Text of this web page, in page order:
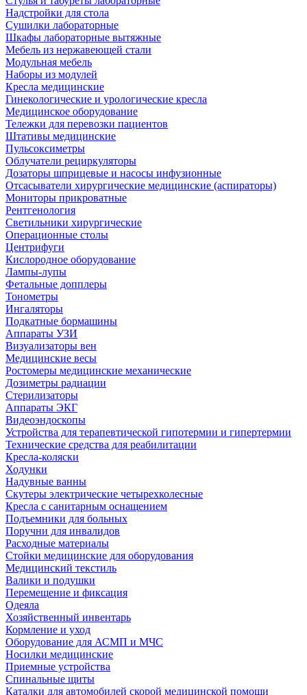
Надстройки для стола
Сушилки лабораторные
Шкафы лабораторные вытяжные
Мебель из нержавеющей стали
Модульная мебель
Наборы из модулей
Кресла медицинские
Гинекологические и урологические кресла
Медицинское оборудование
Тележки для перевозки пациентов
Штативы медицинские
Пульсоксиметры
Облучатели рециркуляторы
Дозаторы шприцевые и насосы инфузионные
Отсасыватели хирургические медицинские (аспираторы)
Мониторы прикроватные
Рентгенология
Светильники хирургические
Операционные столы
Центрифуги
Кислородное оборудование
Лампы-лупы
Фетальные допплеры
Тонометры
Ингаляторы
Подкатные бормашины
Аппараты УЗИ
Визуализаторы вен
Медицинские весы
Ростомеры медицинские механические
Дозиметры радиации
Стерилизаторы
Аппараты ЭКГ
Видеоэндоскопы
Устройства для терапевтической гипотермии и гипертермии
Технические средства для реабилитации
Кресла-коляски
Ходунки
Надувные ванны
Скутеры электрические четырехколесные
Кресла с санитарным оснащением
Подъемники для больных
Поручни для инвалидов
Расходные материалы
Стойки медицинские для оборудования
Медицинский текстиль
Валики и подушки
Перемещение и фиксация
Одеяла
Хозяйственный инвентарь
Кормление и уход
Оборудование для АСМП и МЧС
Носилки медицинские
Приемные устройства
Спинальные щиты
Каталки для автомобилей скорой медицинской помощи